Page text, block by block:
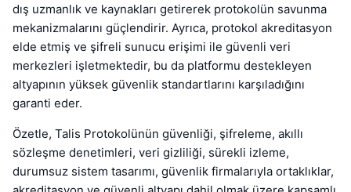
dış uzmanlık ve kaynakları getirerek protokolün savunma
mekanizmalarını güçlendirir. Ayrıca, protokol akreditasyon
elde etmiş ve şifreli sunucu erişimi ile güvenli veri
merkezleri işletmektedir, bu da platformu destekleyen
altyapının yüksek güvenlik standartlarını karşıladığını
garanti eder.
Özetle, Talis Protokolünün güvenliği, şifreleme, akıllı
sözleşme denetimleri, veri gizliliği, sürekli izleme,
durumsuz sistem tasarımı, güvenlik firmalarıyla ortaklıklar,